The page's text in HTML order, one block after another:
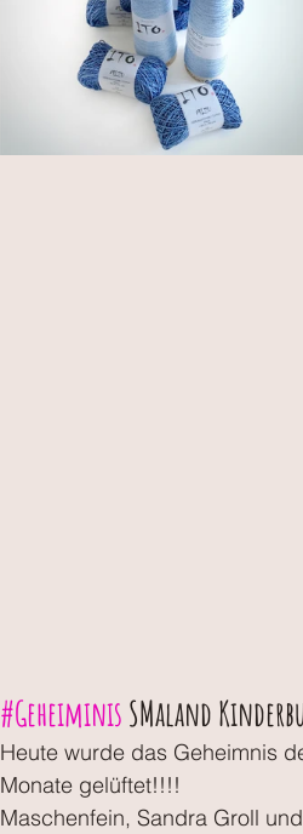
#Geheiminis SMaland
Heute wurde das Geheimnis
Monate gelüftet!!!!
Maschenfein, Sandra Groll